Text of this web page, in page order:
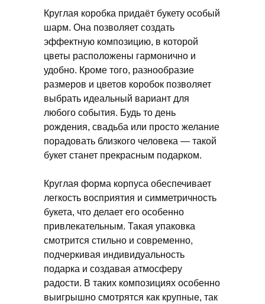
Круглая коробка придаёт букету особый
шарм. Она позволяет создать
эффектную композицию, в которой
цветы расположены гармонично и
удобно. Кроме того, разнообразие
размеров и цветов коробок позволяет
выбрать идеальный вариант для
любого события. Будь то день
рождения, свадьба или просто желание
порадовать близкого человека — такой
букет станет прекрасным подарком.
Круглая форма корпуса обеспечивает
легкость восприятия и симметричность
букета, что делает его особенно
привлекательным. Такая упаковка
смотрится стильно и современно,
подчеркивая индивидуальность
подарка и создавая атмосферу
радости. В таких композициях особенно
выигрышно смотрятся как крупные, так